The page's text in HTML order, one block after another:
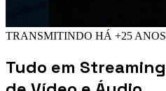
TRANSMITINDO HÁ +25 ANOS
Tudo em Streaming